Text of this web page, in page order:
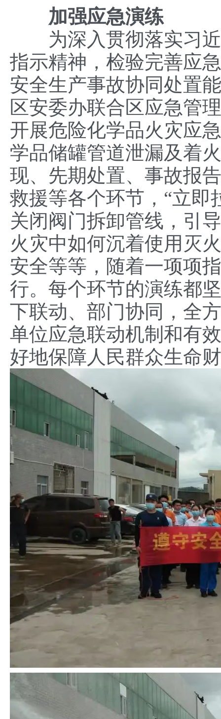
加强应急演练
为深入贯彻落实习近
指示精神，检验完善应
安全生产事故协同处置
区安委办联合区应急管
开展危险化学品火灾应
学品储罐管道泄漏及着
现、先期处置、事故报
救援等各个环节，“立即
关闭阀门拆卸管线，引
火灾中如何沉着使用灭
安全等等，随着一项项
行。每个环节的演练都
下联动、部门协同，全
单位应急联动机制和有
好地保障人民群众生命